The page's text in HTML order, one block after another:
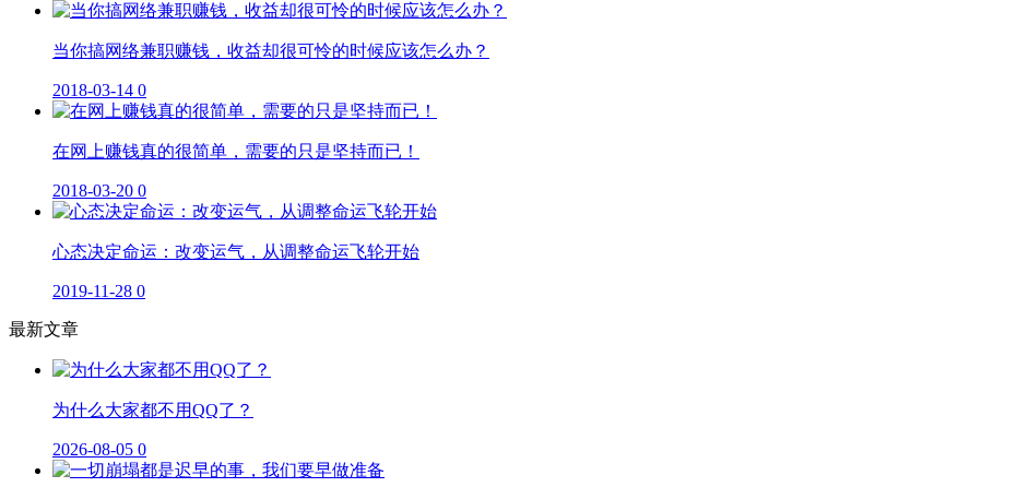
当你搞网络兼职赚钱，收益却很可怜的时候应该怎么办？
2018-03-14 0
在网上赚钱真的很简单，需要的只是坚持而已！
2018-03-20 0
心态决定命运：改变运气，从调整命运飞轮开始
2019-11-28 0
最新文章
为什么大家都不用QQ了？
2026-08-05 0